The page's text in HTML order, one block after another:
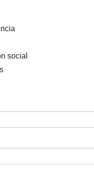
social
Entidad
Cooperación